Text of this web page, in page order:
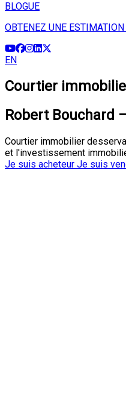
BLOGUE
OBTENEZ UNE ESTIMATION
EN
Courtier
Robert Bouchard
Courtier immobilier
et l'investissement
Je suis acheteur Je suis